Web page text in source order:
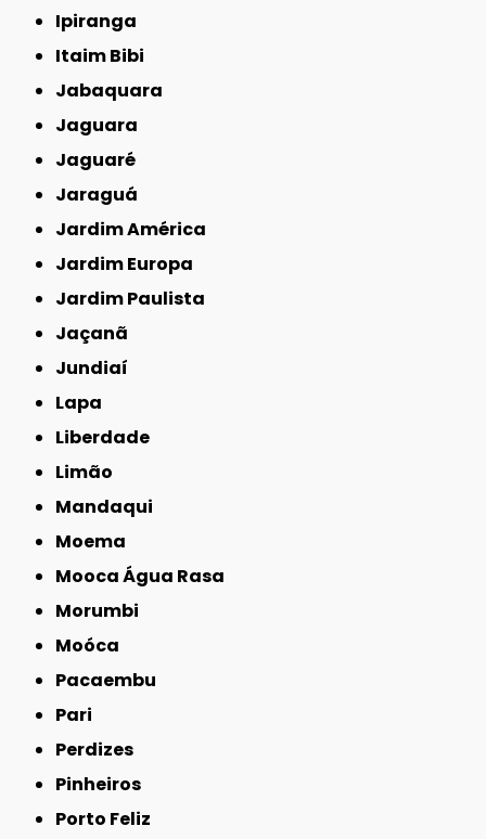
Ipiranga
Itaim Bibi
Jabaquara
Jaguara
Jaguaré
Jaraguá
Jardim América
Jardim Europa
Jardim Paulista
Jaçanã
Jundiaí
Lapa
Liberdade
Limão
Mandaqui
Moema
Mooca Água Rasa
Morumbi
Moóca
Pacaembu
Pari
Perdizes
Pinheiros
Porto Feliz